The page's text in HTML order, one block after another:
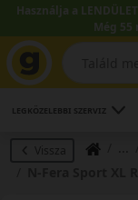
Használja a
Még 55
LEGKÖZELEBBI SZERVIZ
Vissza